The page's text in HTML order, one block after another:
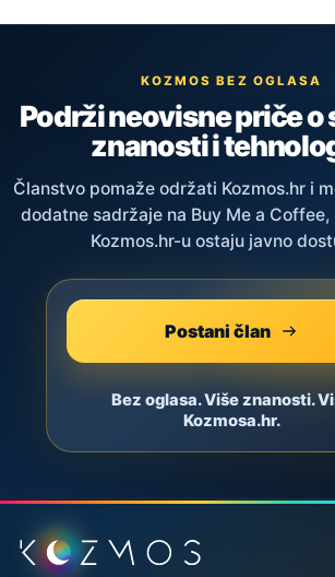
KOZMOS BEZ OGLASA
Podrži neovisne priče o
znanosti i
Članstvo pomaže održati Kozmos.hr i
dodatne sadržaje na Buy Me a
Kozmos.hr-u ostaju javno
Postani član
Bez oglasa. Više znanosti.
Kozmosa.hr.
Podnožje stranice